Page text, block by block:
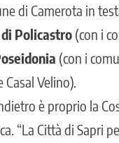
di Camerota in
Policastro (con i
(con i
Velino).
è proprio la
“La Città di Sapri